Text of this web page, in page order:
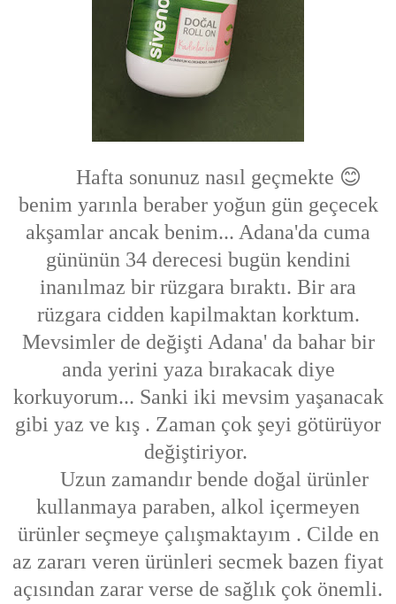
Hafta sonunuz nasıl geçmekte 😊
benim yarınla beraber yoğun gün geçecek
akşamlar ancak benim... Adana'da cuma
gününün 34 derecesi bugün kendini
inanılmaz bir rüzgara bıraktı. Bir ara
rüzgara cidden kapilmaktan korktum.
Mevsimler de değişti Adana' da bahar bir
anda yerini yaza bırakacak diye
korkuyorum... Sanki iki mevsim yaşanacak
gibi yaz ve kış . Zaman çok şeyi götürüyor
değiştiriyor.
Uzun zamandır bende doğal ürünler
kullanmaya paraben, alkol içermeyen
ürünler seçmeye çalışmaktayım . Cilde en
az zararı veren ürünleri secmek bazen fiyat
açısından zarar verse de sağlık çok önemli.